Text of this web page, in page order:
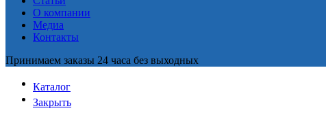
О компании
Медиа
Контакты
Принимаем заказы 24 часа без выходных
Каталог
Закрыть